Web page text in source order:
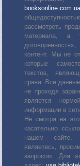
рассмотреть
материала, а
контент. Мы не
которые
текстов,
права. Все
не проходя
является
информации в
Не смотря на
касательно
нашем сайте,
являетесь,
запросом. Для